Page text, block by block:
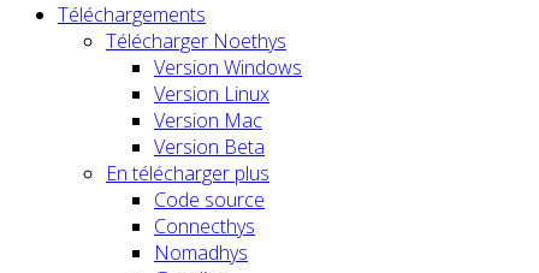
Téléchargements
Télécharger Noethys
Version Windows
Version Linux
Version Mac
Version Beta
En télécharger plus
Code source
Connecthys
Nomadhys